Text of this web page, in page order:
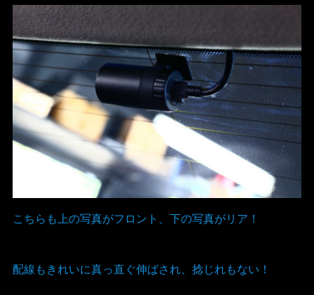
こちらも上の写真がフロント、下の写真がリア！
配線もきれいに真っ直ぐ伸ばされ、捻じれもない！